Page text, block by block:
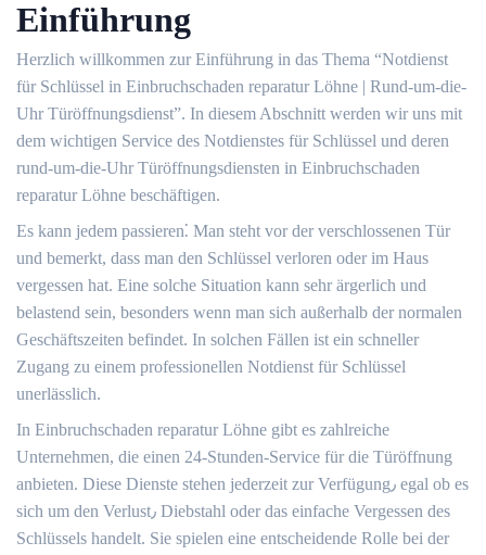
Einführung
Herzlich willkommen zur Einführung in das Thema “Notdienst
für Schlüssel in Einbruchschaden reparatur Löhne | Rund-um-die-
Uhr Türöffnungsdienst”.​ In diesem Abschnitt werden wir uns mit
dem wichtigen Service des Notdienstes für Schlüssel und deren
rund-um-die-Uhr Türöffnungsdiensten in Einbruchschaden
reparatur Löhne beschäftigen.
Es kann jedem passieren⁚ Man steht vor der verschlossenen Tür
und bemerkt, dass man den Schlüssel verloren oder im Haus
vergessen hat.​ Eine solche Situation kann sehr ärgerlich und
belastend sein, besonders wenn man sich außerhalb der normalen
Geschäftszeiten befindet.​ In solchen Fällen ist ein schneller
Zugang zu einem professionellen Notdienst für Schlüssel
unerlässlich.​
In Einbruchschaden reparatur Löhne gibt es zahlreiche
Unternehmen, die einen 24-Stunden-Service für die Türöffnung
anbieten.​ Diese Dienste stehen jederzeit zur Verfügung٫ egal ob es
sich um den Verlust٫ Diebstahl oder das einfache Vergessen des
Schlüssels handelt.​ Sie spielen eine entscheidende Rolle bei der